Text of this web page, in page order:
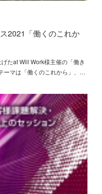
2021「働くのこれか
たat Will Work様主催の「働き
ーマは「働くのこれから」、…